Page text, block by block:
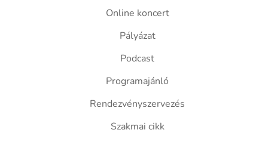
Online koncert
Pályázat
Podcast
Programajánló
Rendezvényszervezés
Szakmai cikk